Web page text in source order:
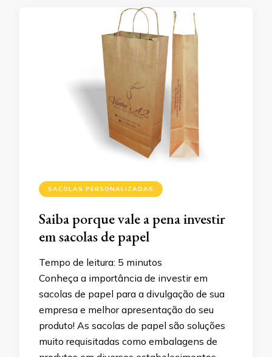
SACOLAS PERSONALIZADAS
Saiba porque vale a pena investir
em sacolas de papel
Tempo de leitura: 5 minutos
Conheça a importância de investir em
sacolas de papel para a divulgação de sua
empresa e melhor apresentação do seu
produto! As sacolas de papel são soluções
muito requisitadas como embalagens de